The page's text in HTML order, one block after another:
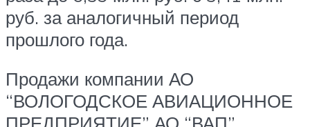
руб. за аналогичный период
прошлого года.
Продажи компании АО
“ВОЛОГОДСКОЕ АВИАЦИОННОЕ